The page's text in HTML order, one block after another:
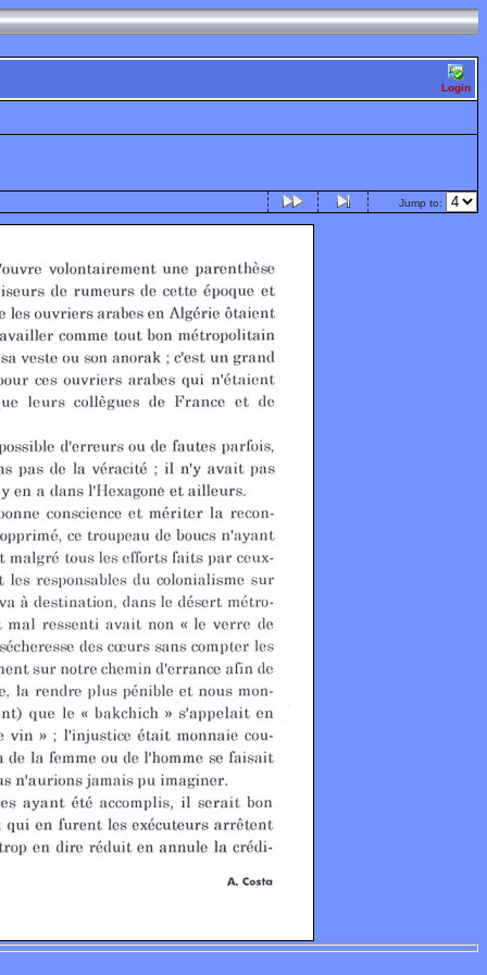
Login
Jump to: